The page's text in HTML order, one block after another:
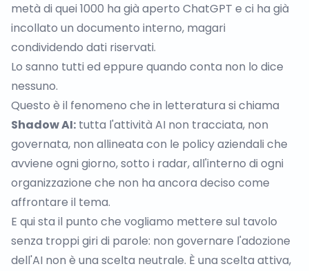
metà di quei 1000 ha già aperto ChatGPT e ci ha già
incollato un documento interno, magari
condividendo dati riservati.
Lo sanno tutti ed eppure quando conta non lo dice
nessuno.
Questo è il fenomeno che in letteratura si chiama
Shadow AI: tutta l'attività AI non tracciata, non
governata, non allineata con le policy aziendali che
avviene ogni giorno, sotto i radar, all'interno di ogni
organizzazione che non ha ancora deciso come
affrontare il tema.
E qui sta il punto che vogliamo mettere sul tavolo
senza troppi giri di parole: non governare l'adozione
dell'AI non è una scelta neutrale. È una scelta attiva,